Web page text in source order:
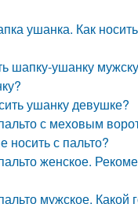
ушанка. Как
шапку-ушанку
ушанку девушке?
с меховым
носить с пальто?
женское.
мужское. Какой